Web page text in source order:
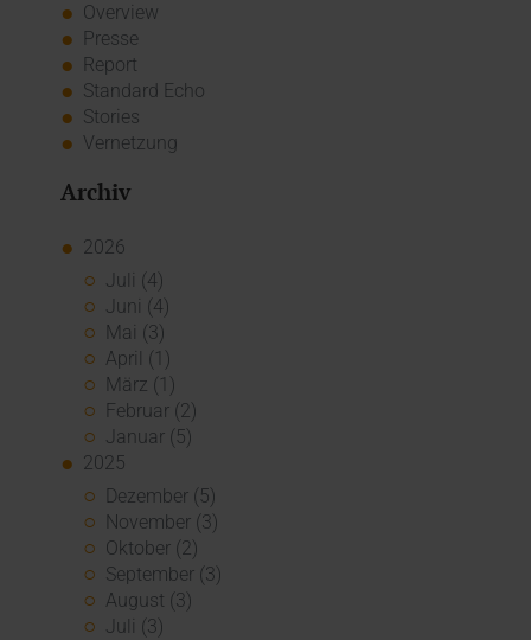
Overview
Presse
Report
Standard Echo
Stories
Vernetzung
Archiv
2026
Juli (4)
Juni (4)
Mai (3)
April (1)
März (1)
Februar (2)
Januar (5)
2025
Dezember (5)
November (3)
Oktober (2)
September (3)
August (3)
Juli (3)